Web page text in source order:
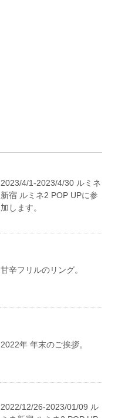
2023/4/1-2023/4/30 ルミネ
新宿 ルミネ2 POP UPに参
加します。
甘辛フリルのリング。
2022年 年末のご挨拶。
2022/12/26-2023/01/09 ル